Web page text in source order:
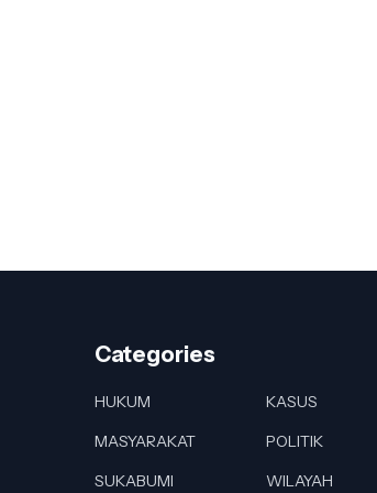
Categories
HUKUM
KASUS
MASYARAKAT
POLITIK
SUKABUMI
WILAYAH